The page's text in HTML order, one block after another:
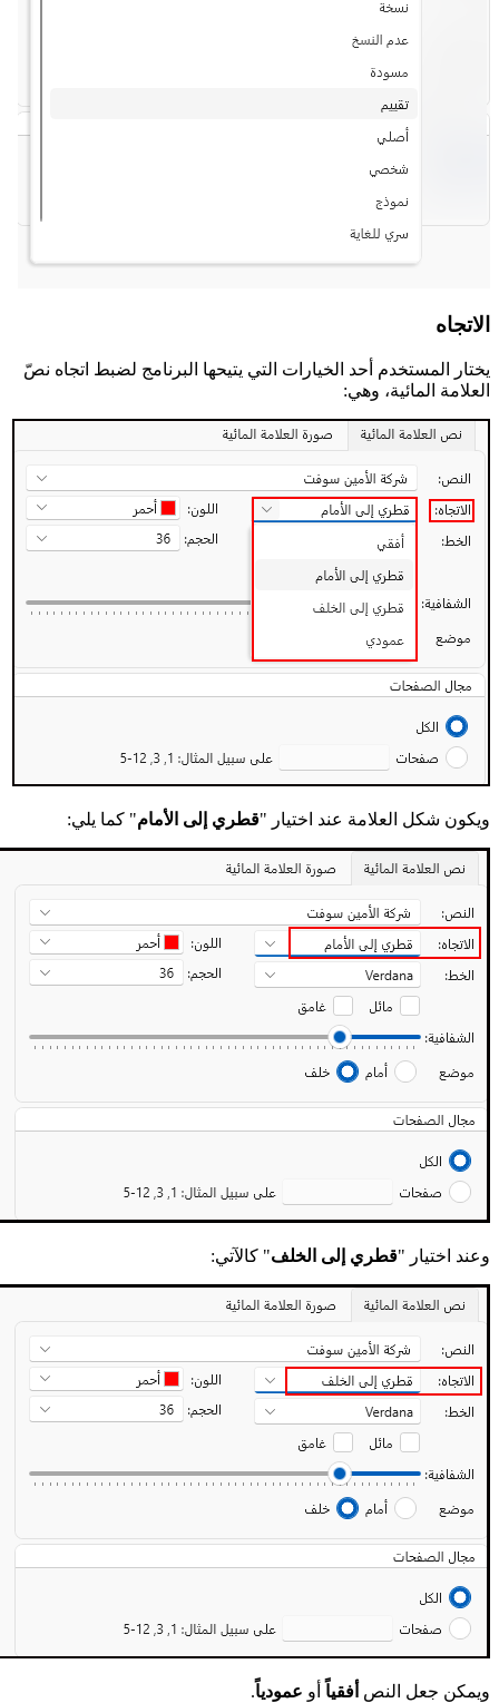
الاتجاه
يختار المستخدم أحد الخيارات التي يتيحها البرنامج لضبط اتجاه نصّ
العلامة المائية، وهي:
ويكون شكل العلامة عند اختيار "قطري إلى الأمام" كما يلي:
وعند اختيار "قطري إلى الخلف" كالآتي:
ويمكن جعل النص أفقياً أو عمودياً.